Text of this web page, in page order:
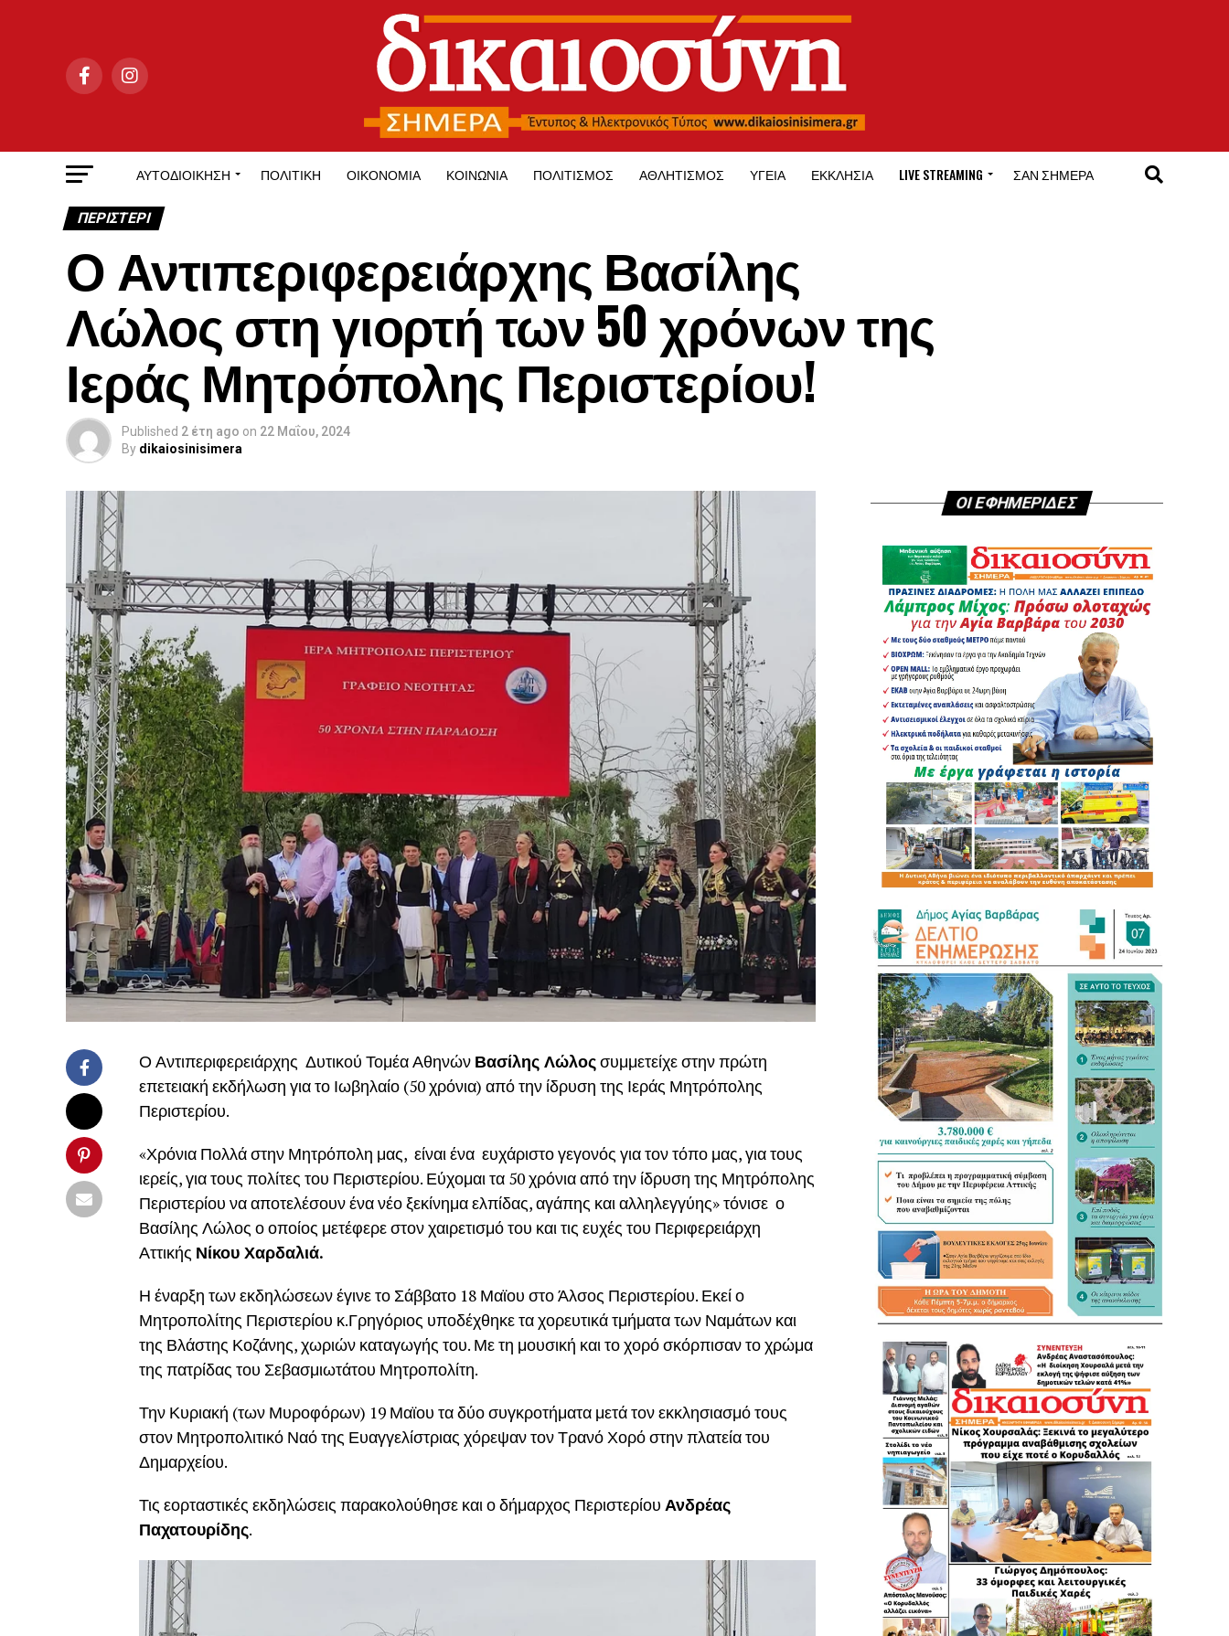
ΑΥΤΟΔΙΟΊΚΗΣΗ ΠΟΛΙΤΙΚΉ ΟΙΚΟΝΟΜΊΑ ΚΟΙΝΩΝΊΑ ΠΟΛΙΤΙΣΜΌΣ ΑΘΛΗΤΙΣΜΌΣ ΥΓΕΊΑ ΕΚΚΛΗΣΊΑ LIVE STREAMING ΣΑΝ ΣΉΜΕΡΑ
ΠΕΡΙΣΤΕΡΙ
Ο Αντιπεριφερειάρχης Βασίλης
Λώλος στη γιορτή των 50 χρόνων της
Ιεράς Μητρόπολης Περιστερίου!
Published 2 έτη ago on 22 Μαΐου, 2024
By dikaiosinisimera
Ο Αντιπεριφερειάρχης Δυτικού Τομέα Αθηνών Βασίλης Λώλοςσυμμετείχε στην πρώτη
επετειακή εκδήλωση για το Ιωβηλαίο (50 χρόνια) από την ίδρυση της Ιεράς Μητρόπολης
Περιστερίου.
«Χρόνια Πολλά στην Μητρόπολη μας, είναι ένα ευχάριστο γεγονός για τον τόπο μας, για τους
ιερείς, για τους πολίτες του Περιστερίου. Εύχομαι τα 50 χρόνια από την ίδρυση της Μητρόπολης
Περιστερίου να αποτελέσουν ένα νέο ξεκίνημα ελπίδας, αγάπης και αλληλεγγύης» τόνισε ο
Βασίλης Λώλος ο οποίος μετέφερε στον χαιρετισμό του και τις ευχές του Περιφερειάρχη
Αττικής Νίκου Χαρδαλιά.
Η έναρξη των εκδηλώσεων έγινε το Σάββατο 18 Μαϊου στο Άλσος Περιστερίου. Εκεί ο
Μητροπολίτης Περιστερίου κ.Γρηγόριος υποδέχθηκε τα χορευτικά τμήματα των Ναμάτων και
της Βλάστης Κοζάνης, χωριών καταγωγής του. Με τη μουσική και το χορό σκόρπισαν το χρώμα
της πατρίδας του Σεβασμιωτάτου Μητροπολίτη.
Την Κυριακή (των Μυροφόρων) 19 Μαϊου τα δύο συγκροτήματα μετά τον εκκλησιασμό τους
στον Μητροπολιτικό Ναό της Ευαγγελίστριας χόρεψαν τον Τρανό Χορό στην πλατεία του
Δημαρχείου.
Τις εορταστικές εκδηλώσεις παρακολούθησε και ο δήμαρχος Περιστερίου Ανδρέας
Παχατουρίδης.
ΟΙ ΕΦΗΜΕΡΙΔΕΣ